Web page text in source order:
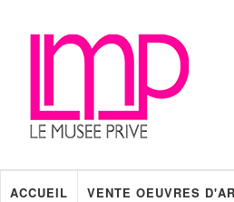
ACCUEIL VENTE OEUVRES